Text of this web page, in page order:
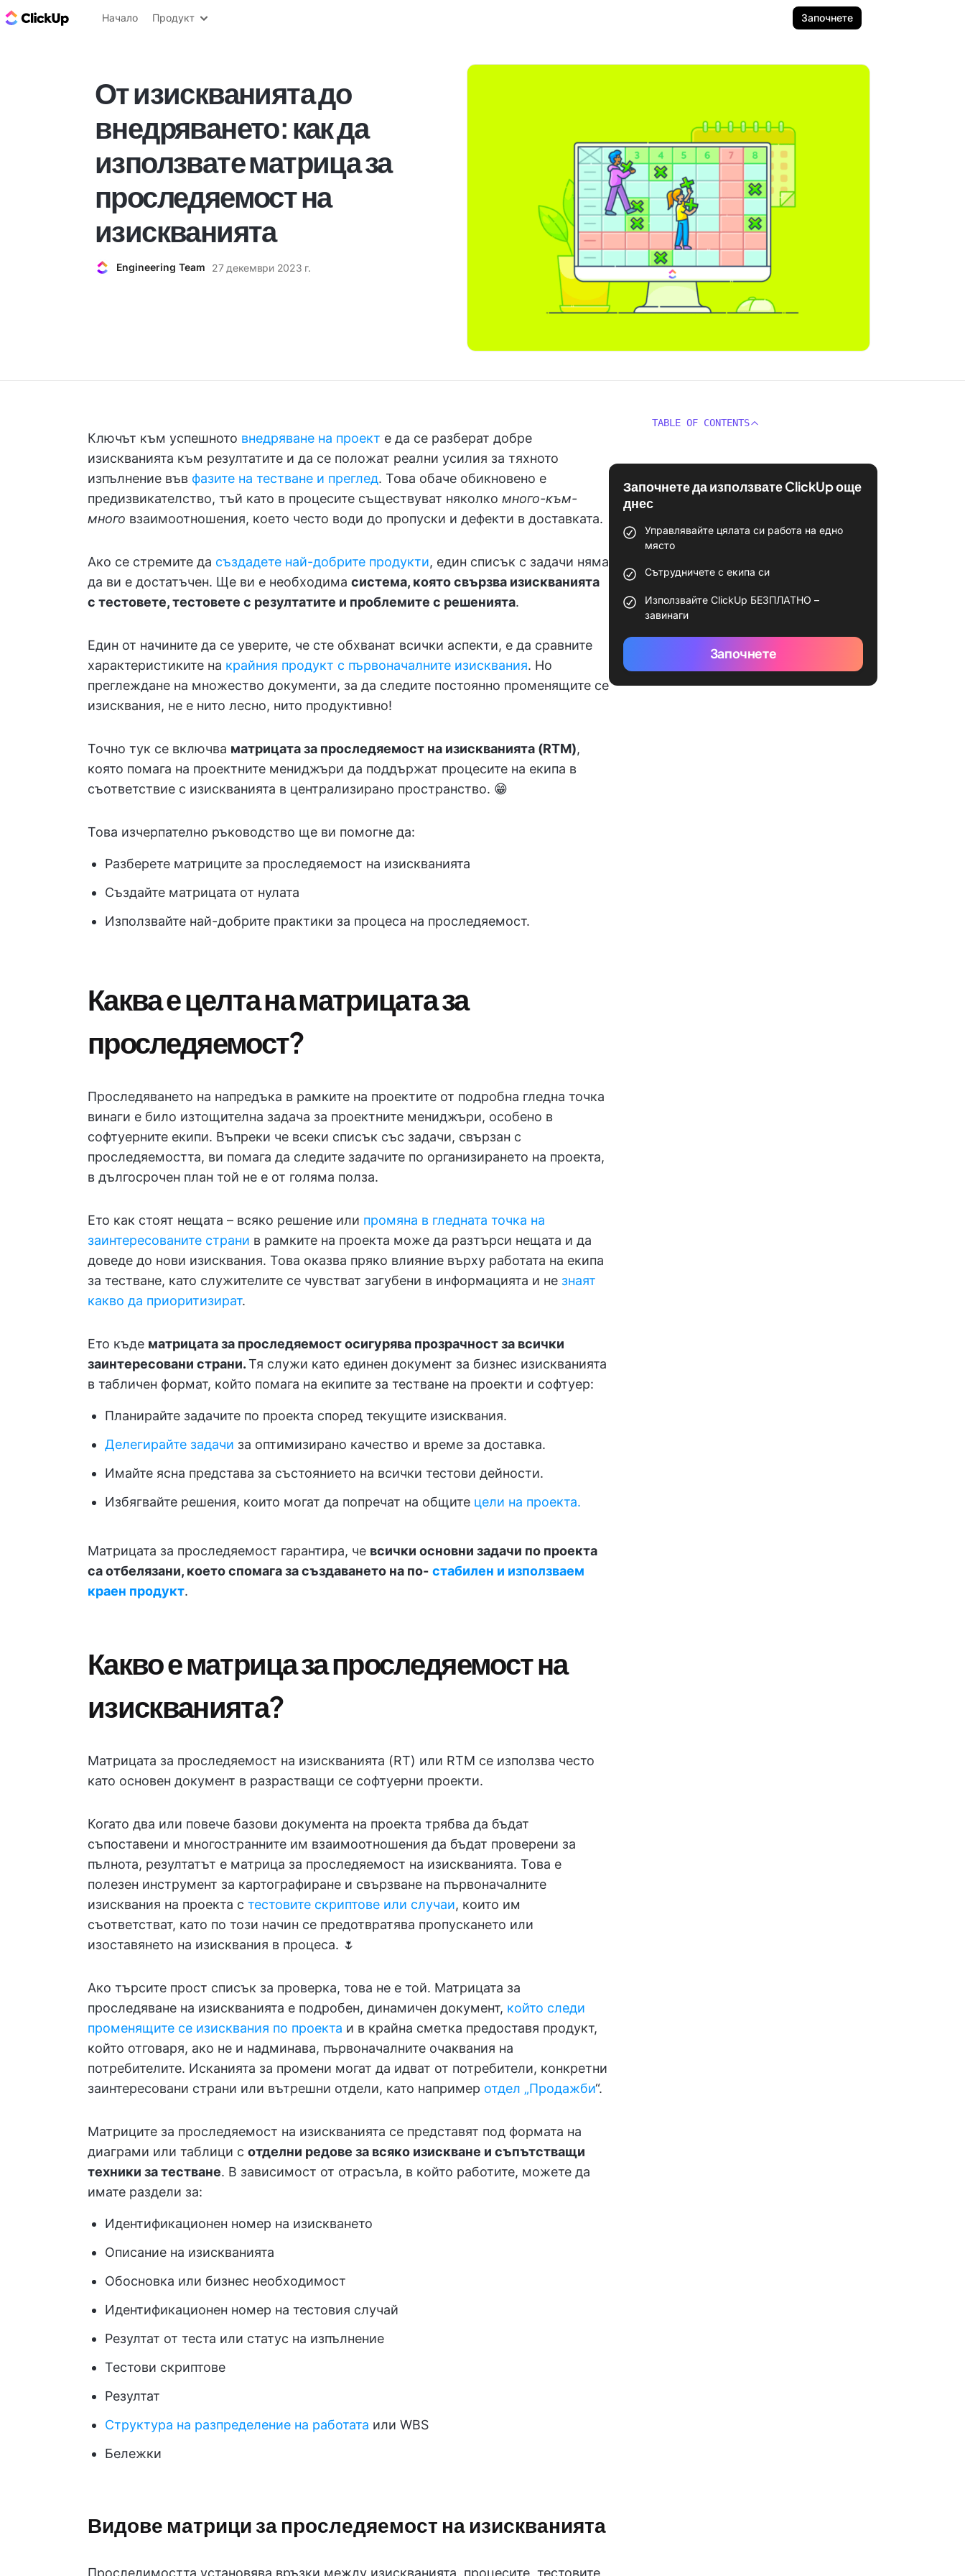
ClickUp блог
Начало Продукт Започнете
От изискванията до
внедряването: как да
използвате матрица за
проследяемост на
изискванията
Engineering Team 27 декември 2023 г.
Ключът към успешното внедряване на проект е да се разберат добре
изискванията към резултатите и да се положат реални усилия за тяхното
изпълнение във фазите на тестване и преглед. Това обаче обикновено е
предизвикателство, тъй като в процесите съществуват няколко много-към-
много взаимоотношения, което често води до пропуски и дефекти в доставката.
Ако се стремите да създадете най-добрите продукти, един списък с задачи няма
да ви е достатъчен. Ще ви е необходима система, която свързва изискванията
с тестовете, тестовете с резултатите и проблемите с решенията.
Един от начините да се уверите, че сте обхванат всички аспекти, е да сравните
характеристиките на крайния продукт с първоначалните изисквания. Но
преглеждане на множество документи, за да следите постоянно променящите се
изисквания, не е нито лесно, нито продуктивно!
Точно тук се включва матрицата за проследяемост на изискванията (RTM),
която помага на проектните мениджъри да поддържат процесите на екипа в
съответствие с изискванията в централизирано пространство. 😁
Това изчерпателно ръководство ще ви помогне да:
Разберете матриците за проследяемост на изискванията
Създайте матрицата от нулата
Използвайте най-добрите практики за процеса на проследяемост.
Каква е целта на матрицата за
проследяемост?
Проследяването на напредъка в рамките на проектите от подробна гледна точка
винаги е било изтощителна задача за проектните мениджъри, особено в
софтуерните екипи. Въпреки че всеки списък със задачи, свързан с
проследяемостта, ви помага да следите задачите по организирането на проекта,
в дългосрочен план той не е от голяма полза.
Ето как стоят нещата – всяко решение или промяна в гледната точка на
заинтересованите страни в рамките на проекта може да разтърси нещата и да
доведе до нови изисквания. Това оказва пряко влияние върху работата на екипа
за тестване, като служителите се чувстват загубени в информацията и не знаят
какво да приоритизират.
Ето къде матрицата за проследяемост осигурява прозрачност за всички
заинтересовани страни.Тя служи като единен документ за бизнес изискванията
в табличен формат, който помага на екипите за тестване на проекти и софтуер:
Планирайте задачите по проекта според текущите изисквания.
Делегирайте задачи за оптимизирано качество и време за доставка.
Имайте ясна представа за състоянието на всички тестови дейности.
Избягвайте решения, които могат да попречат на общите цели на проекта.
Матрицата за проследяемост гарантира, че всички основни задачи по проекта
са отбелязани, което спомага за създаването на по- стабилен и използваем
краен продукт.
Какво е матрица за проследяемост на
изискванията?
Матрицата за проследяемост на изискванията (RT) или RTM се използва често
като основен документ в разрастващи се софтуерни проекти.
Когато два или повече базови документа на проекта трябва да бъдат
съпоставени и многостранните им взаимоотношения да бъдат проверени за
пълнота, резултатът е матрица за проследяемост на изискванията. Това е
полезен инструмент за картографиране и свързване на първоначалните
изисквания на проекта с тестовите скриптове или случаи, които им
съответстват, като по този начин се предотвратява пропускането или
изоставянето на изисквания в процеса. 🌷
Ако търсите прост списък за проверка, това не е той. Матрицата за
проследяване на изискванията е подробен, динамичен документ, който следи
променящите се изисквания по проекта и в крайна сметка предоставя продукт,
който отговаря, ако не и надминава, първоначалните очаквания на
потребителите. Исканията за промени могат да идват от потребители, конкретни
заинтересовани страни или вътрешни отдели, като например отдел „Продажби“.
Матриците за проследяемост на изискванията се представят под формата на
диаграми или таблици с отделни редове за всяко изискване и съпътстващи
техники за тестване. В зависимост от отрасъла, в който работите, можете да
имате раздели за:
Идентификационен номер на изискването
Описание на изискванията
Обосновка или бизнес необходимост
Идентификационен номер на тестовия случай
Резултат от теста или статус на изпълнение
Тестови скриптове
Резултат
Структура на разпределение на работата или WBS
Бележки
Видове матрици за проследяемост на изискванията
Проследимостта установява връзки между изискванията, процесите, тестовите
TABLE OF CONTENTS
Започнете да използвате ClickUp още
днес
Управлявайте цялата си работа на едно
място
Сътрудничете с екипа си
Използвайте ClickUp БЕЗПЛАТНО –
завинаги
Започнете